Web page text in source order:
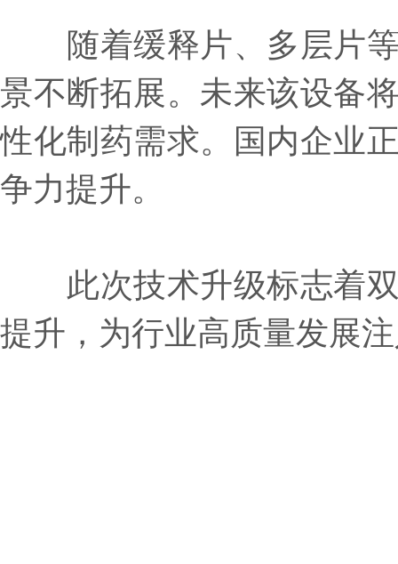
随着缓释片、多层片等
景不断拓展。未来该设备
性化制药需求。国内企业
争力提升。
此次技术升级标志着双
提升，为行业高质量发展